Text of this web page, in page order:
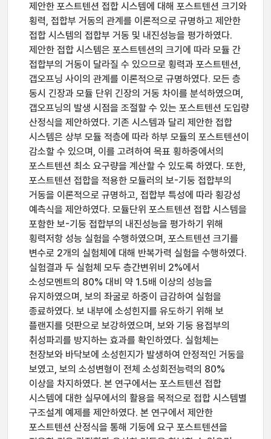
제안한 포스트텐션 접합 시스템에 대해 포스트텐션 크기와
횡력, 접합부 거동의 관계를 이론적으로 규명하고 제안한
접합 시스템의 접합부 거동 및 내진성능을 평가하였다.
제안한 접합 시스템은 포스트텐션의 크기에 따라 모듈 간
접합부의 거동이 달라질 수 있으므로 횡력과 포스트텐션,
갭오프닝 사이의 관계를 이론적으로 규명하였다. 모든 층
동시 긴장과 모듈 단위 긴장의 거동 차이를 분석하였으며,
갭오프닝의 발생 시점을 조절할 수 있는 포스트텐션 도입량
산정식을 제안하였다. 기존 시스템과 달리 제안한 접합
시스템은 상부 모듈 적층에 따라 하부 모듈의 포스트텐션이
감소할 수 있으며, 이를 고려하여 목표 횡하중에서의
포스트텐션 최소 요구량을 계산할 수 있도록 하였다. 또한,
포스트텐션 접합을 적용한 모듈러의 보-기둥 접합부의
거동을 이론적으로 규명하고, 접합부 특성에 따라 횡강성
예측식을 제안하였다. 모듈단위 포스트텐션 접합 시스템을
포함한 보-기둥 접합부의 내진성능을 평가하기 위해
횡력저항 성능 실험을 수행하였으며, 포스트텐션 크기를
변수로 2개의 실험체에 대해 반복가력 실험을 수행하였다.
실험결과 두 실험체 모두 층간변위비 2%에서
소성모멘트의 80% 대비 약 1.5배 이상의 성능을
유지하였으며, 보의 좌굴로 하중이 급감하여 실험을
종료하였다. 보 내부에 소성힌지를 유도하기 위해 보
플랜지를 덧판으로 보강하였으며, 보와 기둥 용접부의
취성파괴를 방지하는 효과를 확인하였다. 실험체는
천장보와 바닥보에 소성힌지가 발생하여 안정적인 거동을
보였고, 보의 소성변형이 전체 소성회전능력의 80%
이상을 차지하였다. 본 연구에서는 포스트텐션 접합
시스템에 대한 실무에서의 활용을 목적으로 접합 시스템별
구조설계 예제를 제안하였다. 본 연구에서 제안한
포스트텐션 산정식을 통해 기둥에 요구 포스트텐션을